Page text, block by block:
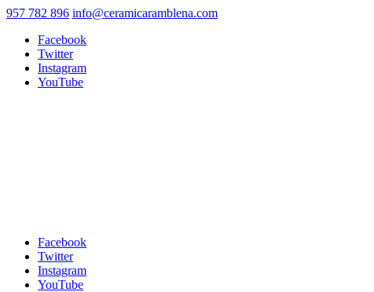
957 782 896 info@ceramicaramblena.com
Facebook
Twitter
Instagram
YouTube
Facebook
Twitter
Instagram
YouTube